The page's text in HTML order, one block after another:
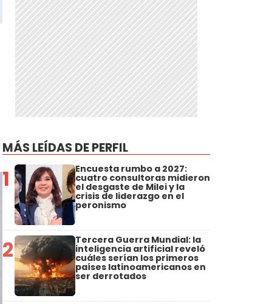
MÁS LEÍDAS DE PERFIL
1 Encuesta rumbo a 2027:
cuatro consultoras midieron
el desgaste de Milei y la
crisis de liderazgo en el
peronismo
2 Tercera Guerra Mundial: la
inteligencia artificial reveló
cuáles serían los primeros
países latinoamericanos en
ser derrotados